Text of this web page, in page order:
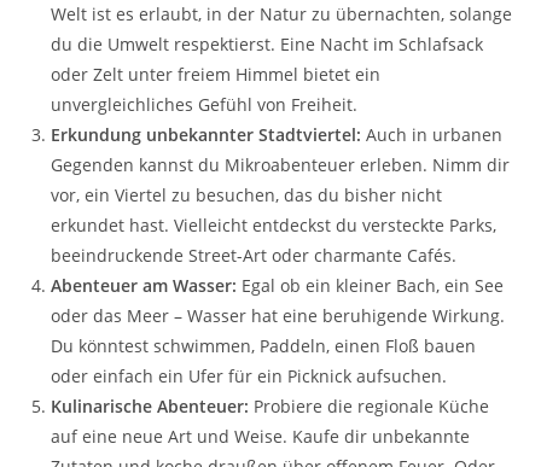
Welt ist es erlaubt, in der Natur zu übernachten, solange
du die Umwelt respektierst. Eine Nacht im Schlafsack
oder Zelt unter freiem Himmel bietet ein
unvergleichliches Gefühl von Freiheit.
Erkundung unbekannter Stadtviertel: Auch in urbanen
Gegenden kannst du Mikroabenteuer erleben. Nimm dir
vor, ein Viertel zu besuchen, das du bisher nicht
erkundet hast. Vielleicht entdeckst du versteckte Parks,
beeindruckende Street-Art oder charmante Cafés.
Abenteuer am Wasser: Egal ob ein kleiner Bach, ein See
oder das Meer – Wasser hat eine beruhigende Wirkung.
Du könntest schwimmen, Paddeln, einen Floß bauen
oder einfach ein Ufer für ein Picknick aufsuchen.
Kulinarische Abenteuer: Probiere die regionale Küche
auf eine neue Art und Weise. Kaufe dir unbekannte